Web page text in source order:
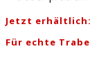
Jetzt
Für echte